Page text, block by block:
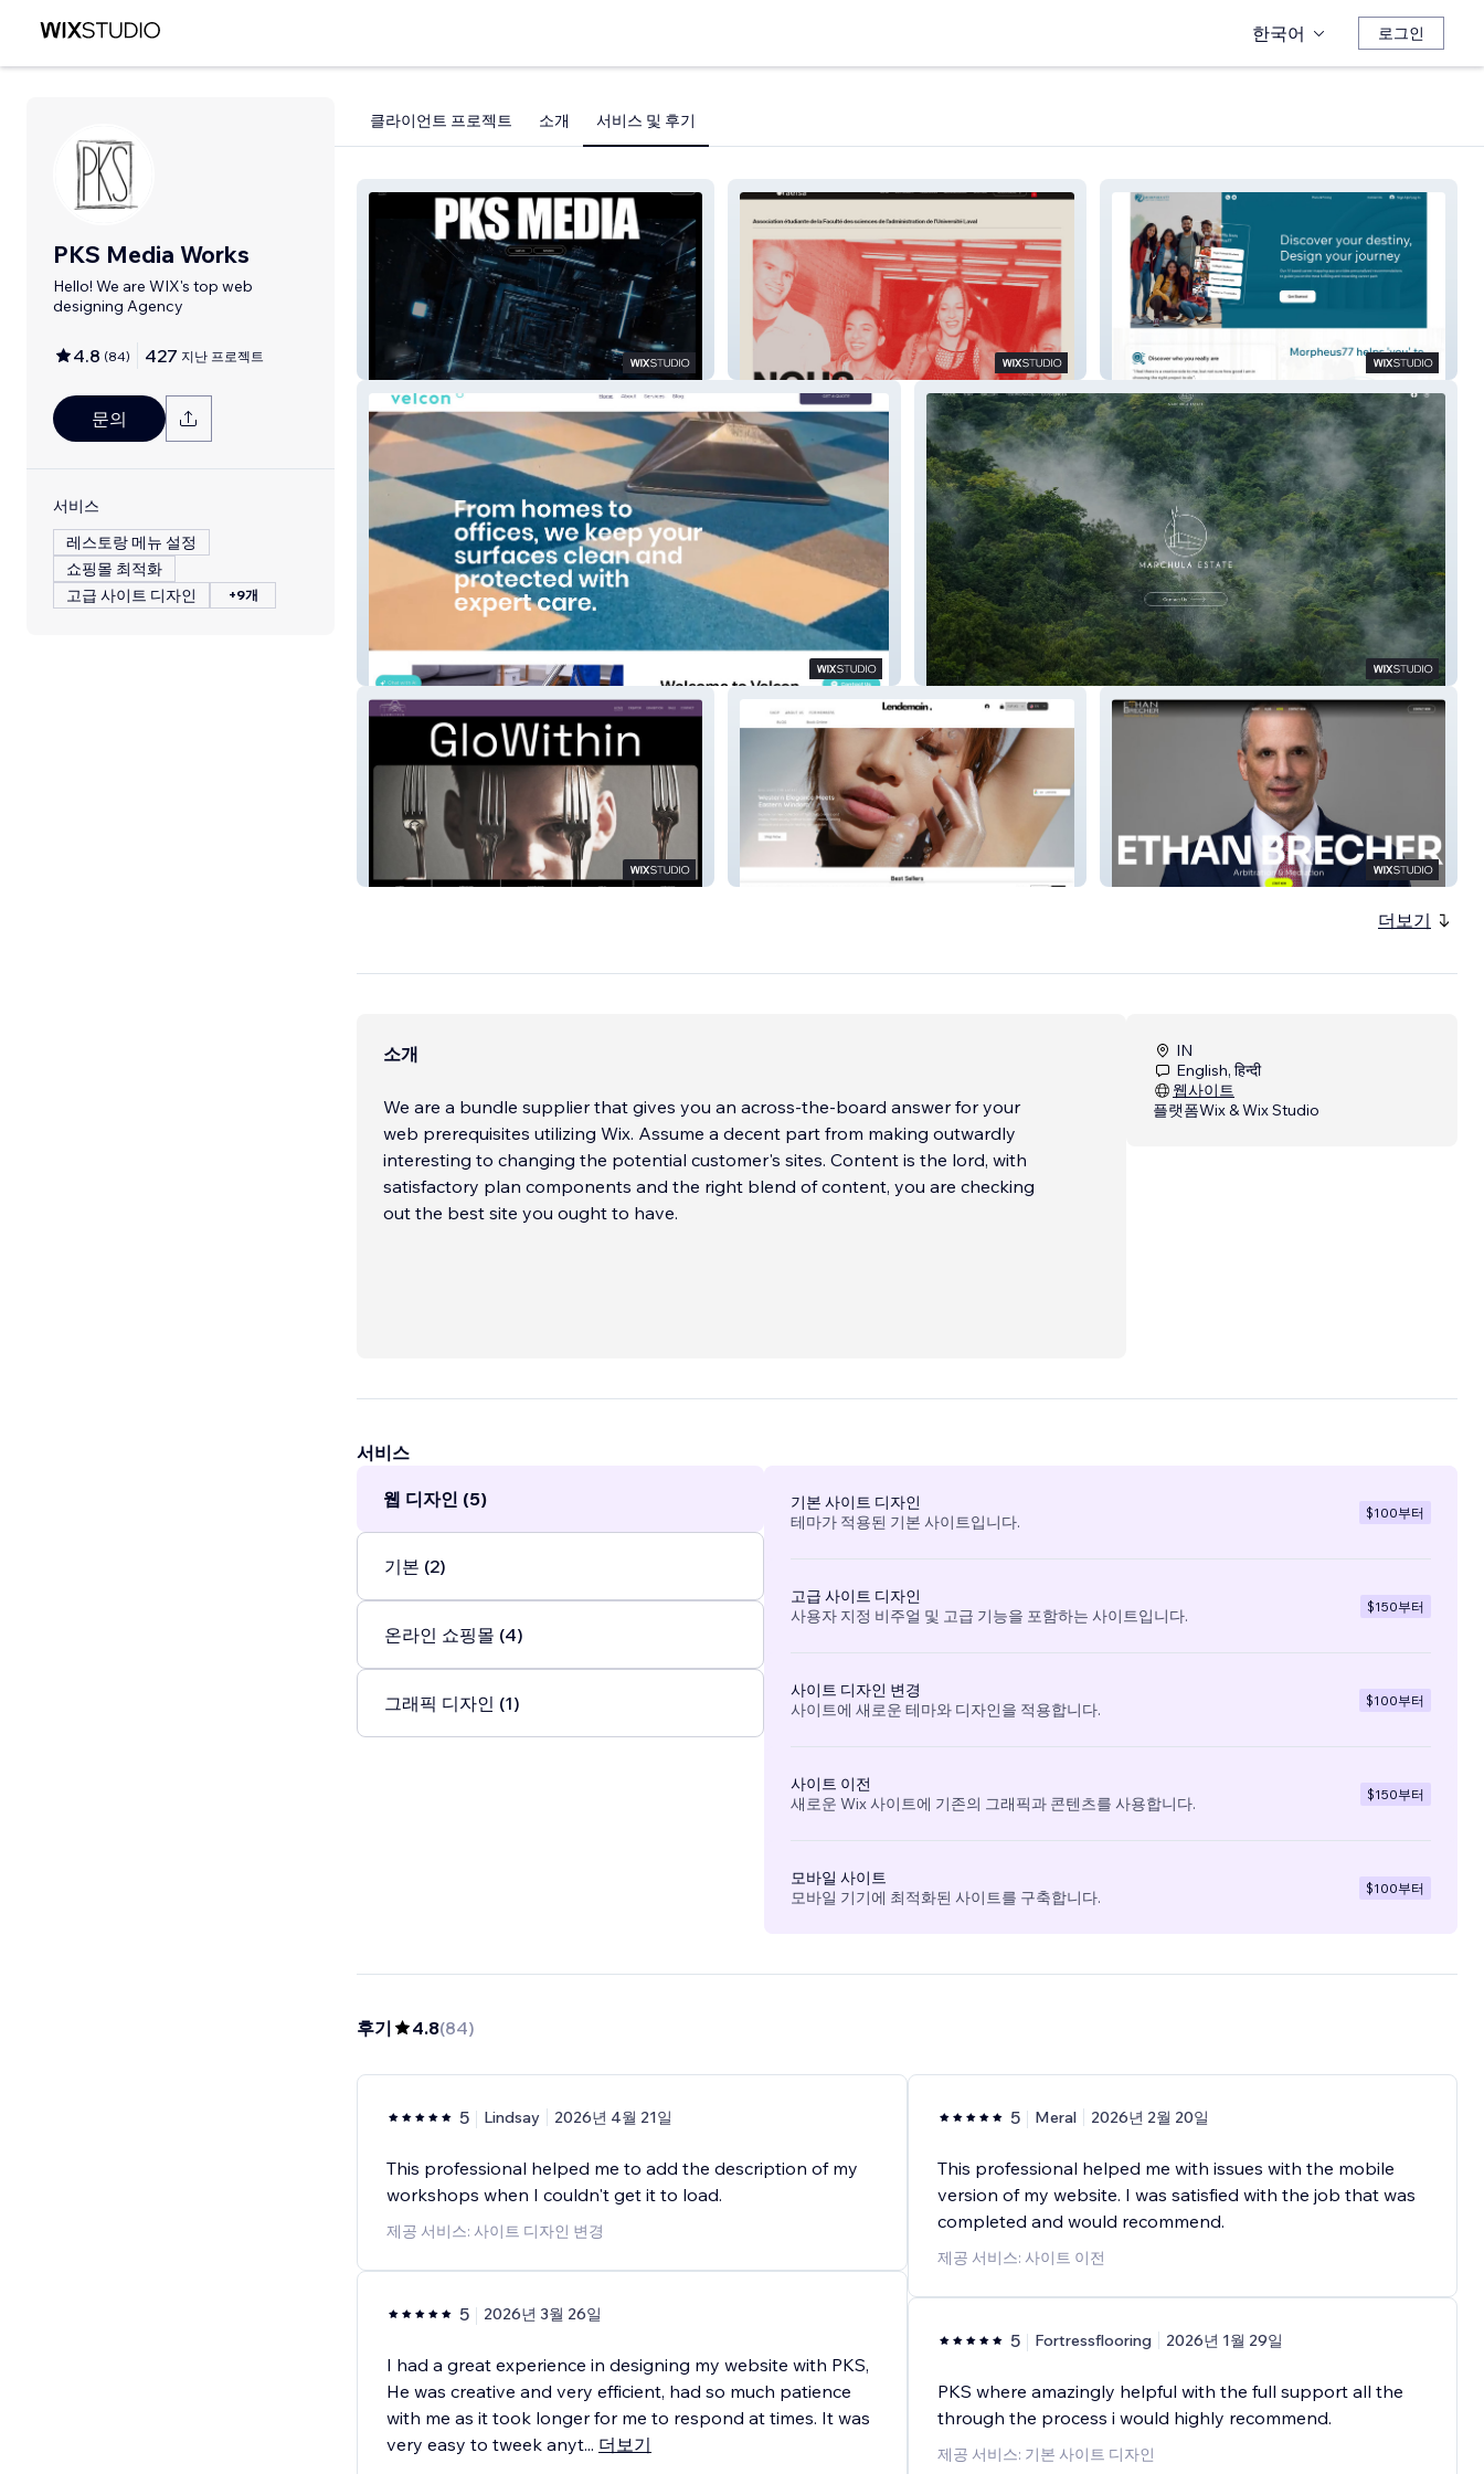
한국어 로그인
PKS Media Works
Hello! We are WIX's top web
designing Agency
4.8 (84) 427 지난 프로젝트
문의
서비스
레스토랑 메뉴 설정
쇼핑몰 최적화
고급 사이트 디자인
+9개
클라이언트 프로젝트 소개 서비스 및 후기
PKSMEDIAWORKS Morpheus77
Velcon Marchula Estate
GLOW WITHIN Lendemain. ETHAN BRECHER
더보기
소개
We are a bundle supplier that gives you an across-the-board answer for your
web prerequisites utilizing Wix. Assume a decent part from making outwardly
interesting to changing the potential customer's sites. Content is the lord, with
satisfactory plan components and the right blend of content, you are checking
out the best site you ought to have.
IN
English, हिन्दी
웹사이트
플랫폼Wix & Wix Studio
서비스
웹 디자인 (5)
기본 (2)
온라인 쇼핑몰 (4)
그래픽 디자인 (1)
기본 사이트 디자인
테마가 적용된 기본 사이트입니다.
$100부터
고급 사이트 디자인
사용자 지정 비주얼 및 고급 기능을 포함하는 사이트입니다.
$150부터
사이트 디자인 변경
사이트에 새로운 테마와 디자인을 적용합니다.
$100부터
사이트 이전
새로운 Wix 사이트에 기존의 그래픽과 콘텐츠를 사용합니다.
$150부터
모바일 사이트
모바일 기기에 최적화된 사이트를 구축합니다.
$100부터
후기 4.8(84)
5 Lindsay 2026년 4월 21일
This professional helped me to add the description of my
workshops when I couldn't get it to load.
제공 서비스: 사이트 디자인 변경
5 2026년 3월 26일
I had a great experience in designing my website with PKS,
He was creative and very efficient, had so much patience
with me as it took longer for me to respond at times. It was
very easy to tweek anyt... 더보기
5 Meral 2026년 2월 20일
This professional helped me with issues with the mobile
version of my website. I was satisfied with the job that was
completed and would recommend.
제공 서비스: 사이트 이전
5 Fortressflooring 2026년 1월 29일
PKS where amazingly helpful with the full support all the
through the process i would highly recommend.
제공 서비스: 기본 사이트 디자인